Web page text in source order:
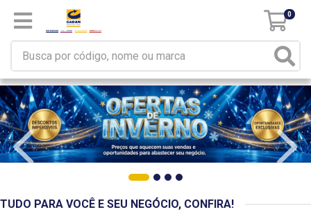
0
TUDO PARA VOCÊ E SEU NEGÓCIO, CONFIRA!